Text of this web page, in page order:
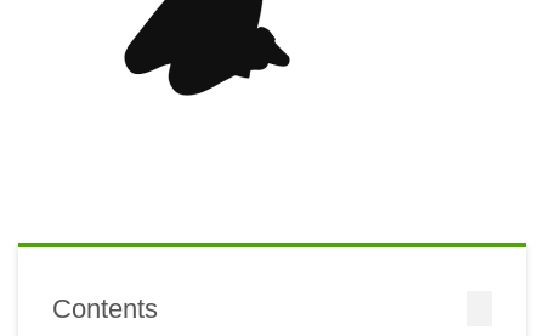
Contents